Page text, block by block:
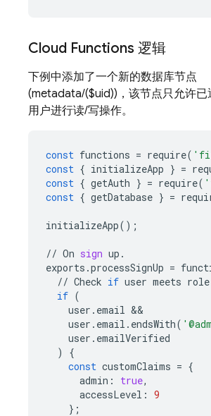
Cloud Functions 逻辑
下例中添加了一个新的数据库节点
(metadata/($uid))，该节点只允许已
用户进行读/写操作。
const functions = require(
const { initializeApp } =
const { getAuth } = require(
const { getDatabase } =
initializeApp();
// On sign up .
exports .processSignUp =
// Check if user meets role
if (
user . email
user . email . endsWith(
user . emailVerified
)
{
const customClaims = {
admin : true,
accessLevel : 9
};